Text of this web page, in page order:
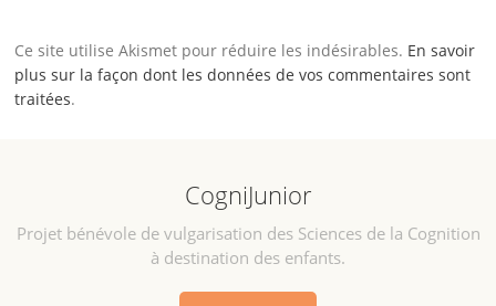
Ce site utilise Akismet pour réduire les indésirables. En savoir
plus sur la façon dont les données de vos commentaires sont
traitées.
CogniJunior
Projet bénévole de vulgarisation des Sciences de la Cognition
à destination des enfants.